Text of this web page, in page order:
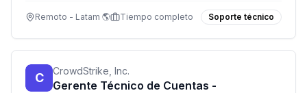
Remoto - Latam 🌎 Tiempo completo Soporte técnico
C CrowdStrike, Inc.
Gerente Técnico de Cuentas -